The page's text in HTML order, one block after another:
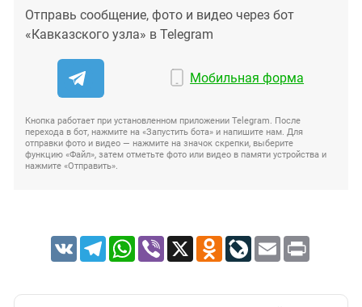
Отправь сообщение, фото и видео через бот
«Кавказского узла» в Telegram
Мобильная форма
Кнопка работает при установленном приложении Telegram. После
перехода в бот, нажмите на «Запустить бота» и напишите нам. Для
отправки фото и видео — нажмите на значок скрепки, выберите
функцию «Файл», затем отметьте фото или видео в памяти устройства и
нажмите «Отправить».
VK TelegramWhatsApp
Viber X Odnoklassniki
LiveJournal
Email Print